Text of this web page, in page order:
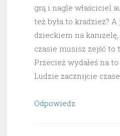
grą i nagle właściciel
też była to kradzież?
dzieckiem na
czasie musisz zejść to
Przecież wydałeś na
Ludzie zacznijcie
Odpowiedz